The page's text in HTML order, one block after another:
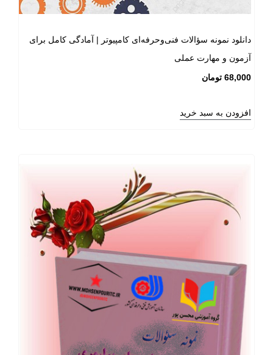
دانلود نمونه سؤالات فنی‌وحرفه‌ای کامپیوتر | آمادگی کامل برای
آزمون و مهارت عملی
68,000 تومان
افزودن به سبد خرید